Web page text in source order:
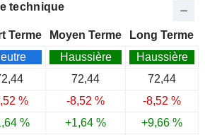
technique
Terme Moyen Terme
Long Terme
Haussière
Haussière
72,44
72,44
% -8,52 %
-8,52 %
% +1,64 %
+9,66 %